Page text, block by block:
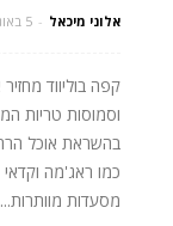
אלוני מיכאל - 5 באוגוסט 2026
קפה בוליווד
וסמוסות טריות
בהשראת אוכל
מסעדות מוותרות...